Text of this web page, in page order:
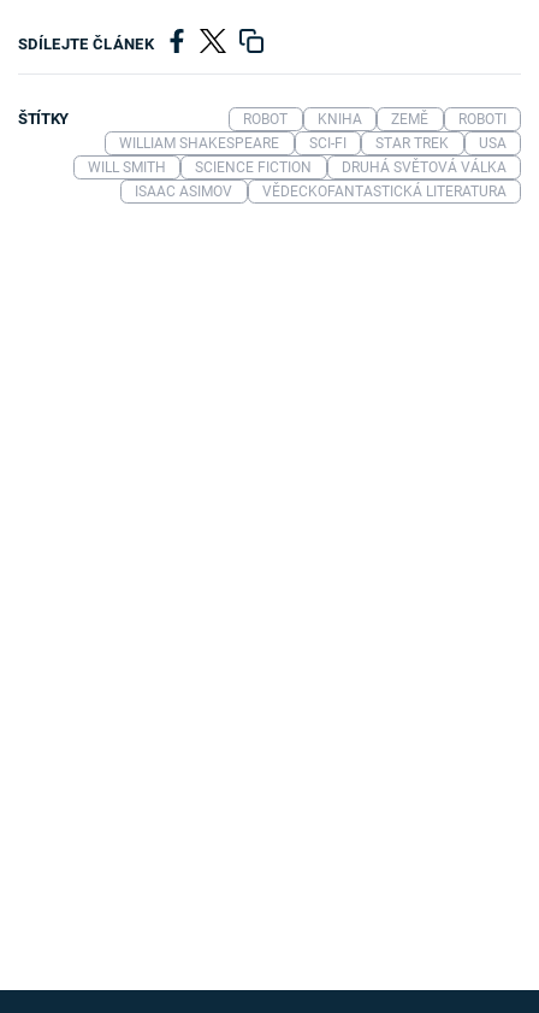
SDÍLEJTE ČLÁNEK
ŠTÍTKY ROBOT KNIHA ZEMĚ
ROBOTI
WILLIAM SHAKESPEARE
SCI-FI STAR TREK
USA
WILL SMITH
SCIENCE FICTION
DRUHÁ SVĚTOVÁ VÁLKA
ISAAC ASIMOV
VĚDECKOFANTASTICKÁ LITERATURA